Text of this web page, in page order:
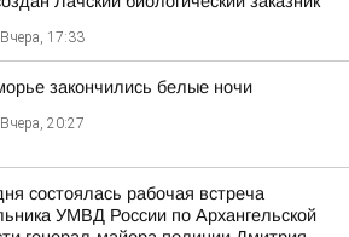
Вчера, 17:33
закончились белые ночи
Вчера, 20:27
состоялась рабочая встреча
УМВД России по Архангельской